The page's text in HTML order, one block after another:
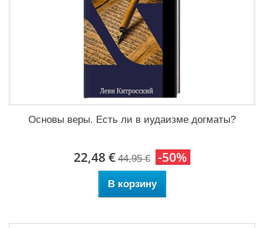
Основы веры. Есть ли в иудаизме догматы?
22,48 € 44,95 € -50%
В корзину